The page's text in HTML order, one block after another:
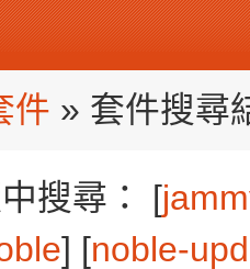
件 » 套件搜尋
搜尋： [
] [noble-